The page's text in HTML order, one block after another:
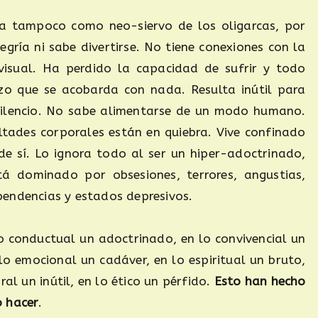
tampoco como neo-siervo de los oligarcas, por
ni sabe divertirse. No tiene conexiones con la
Ha perdido la capacidad de sufrir y todo
que se acobarda con nada. Resulta inútil para
No sabe alimentarse de un modo humano.
corporales están en quiebra. Vive confinado
sí. Lo ignora todo al ser un hiper-adoctrinado,
por obsesiones, terrores, angustias,
y estados depresivos.
un adoctrinado, en lo convivencial un
emocional un cadáver, en lo espiritual un bruto,
un inútil, en lo ético un pérfido. Esto han hecho
hacer.